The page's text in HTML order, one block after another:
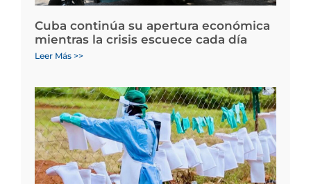
Cuba continúa su apertura económica
mientras la crisis escuece cada día
Leer Más >>